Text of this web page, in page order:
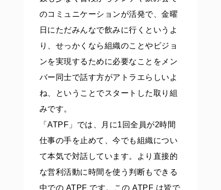
のコミュニケーションが活発で、金曜
日にただみんなで飲みに行くというよ
り、せっかくなら組織のことやビジョ
ンを実現するために必要なことをメン
バー同士で話す方がアトラエらしいよ
ね、ということでスタートした取り組
みです。
「ATPF」では、月に1回全員が2時間
仕事の手を止めて、今でも組織につい
て本気で対話しています。より直接的
な営利活動に時間を使う判断もできる
中での ATPF です。この ATPF は皆で